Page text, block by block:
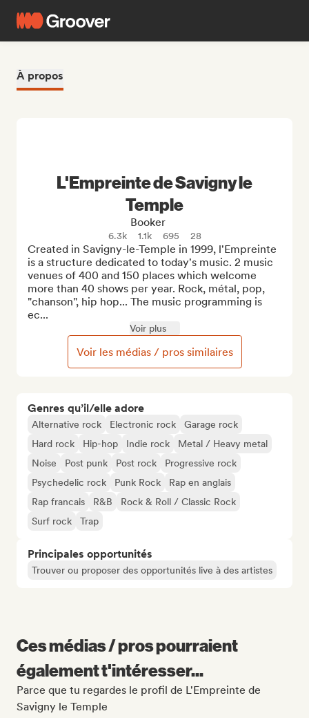
À propos
Genres qu’il/elle adore
Alternative rock Electronic rock
Garage rock
Hard rock
Hip-hop Indie rock
Metal / Heavy metal
Noise
Post punk Post rock
Progressive rock
Psychedelic rock
Punk Rock
Rap en anglais
Rap francais
R&B
Rock & Roll / Classic Rock
Surf rock
Trap
Principales opportunités
Trouver ou proposer des opportunités live à des artistes
L'Empreinte de Savigny le
Temple
Booker
6.3k 1.1k 695 28
Created in Savigny-le-Temple in 1999, l'Empreinte
is a structure dedicated to today's music. 2 music
venues of 400 and 150 places which welcome
more than 40 shows per year. Rock, métal, pop,
"chanson", hip hop... The music programming is
ec...
Voir plus
Voir les médias / pros similaires
Ces médias / pros pourraient
également t'intéresser...
Parce que tu regardes le profil de L'Empreinte de
Savigny le Temple